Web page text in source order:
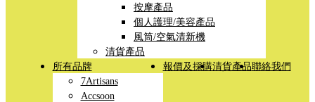
按摩產品
個人護理/美容產品
風筒/空氣清新機
清貨產品
所有品牌
7Artisans
Accsoon
報價及採購清貨產品聯絡我們